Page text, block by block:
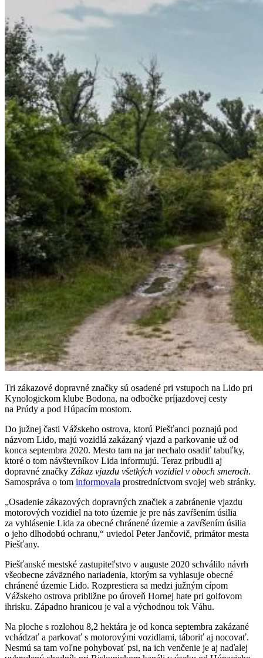
Tri zákazové dopravné značky sú osadené pri vstupoch na Lido pri
Kynologickom klube Bodona, na odbočke príjazdovej cesty
na Prúdy a pod Húpacím mostom.
Do južnej časti Vážskeho ostrova, ktorú Piešťanci poznajú pod
názvom Lido, majú vozidlá zakázaný vjazd a parkovanie už od
konca septembra 2020. Mesto tam na jar nechalo osadiť tabuľky,
ktoré o tom návštevníkov Lida informujú. Teraz pribudli aj
dopravné značky Zákaz vjazdu všetkých vozidiel v oboch smeroch.
Samospráva o tom informovala prostredníctvom svojej web stránky.
„Osadenie zákazových dopravných značiek a zabránenie vjazdu
motorových vozidiel na toto územie je pre nás zavŕšením úsilia
za vyhlásenie Lida za obecné chránené územie a zavŕšením úsilia
o jeho dlhodobú ochranu,“ uviedol Peter Jančovič, primátor mesta
Piešťany.
Piešťanské mestské zastupiteľstvo v auguste 2020 schválilo návrh
všeobecne záväzného nariadenia, ktorým sa vyhlasuje obecné
chránené územie Lido. Rozprestiera sa medzi južným cípom
Vážskeho ostrova približne po úroveň Hornej hate pri golfovom
ihrisku. Západno hranicou je val a východnou tok Váhu.
Na ploche s rozlohou 8,2 hektára je od konca septembra zakázané
vchádzať a parkovať s motorovými vozidlami, táboriť aj nocovať.
Nesmú sa tam voľne pohybovať psi, na ich venčenie je aj naďalej